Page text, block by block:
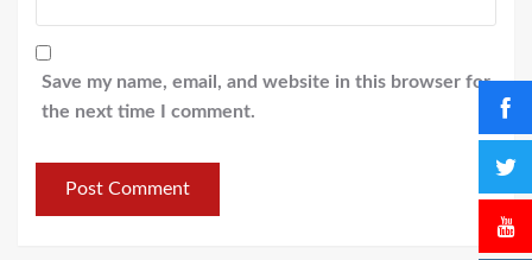
Save my name, email, and website in this browser for
the next time I comment.